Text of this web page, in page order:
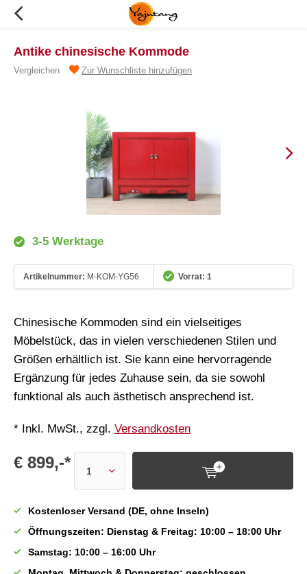
Antike chinesische Kommode
Vergleichen Zur Wunschliste hinzufügen
3-5 Werktage
Artikelnummer: M-KOM-YG56 Vorrat: 1
Chinesische Kommoden sind ein vielseitiges
Möbelstück, das in vielen verschiedenen Stilen und
Größen erhältlich ist. Sie kann eine hervorragende
Ergänzung für jedes Zuhause sein, da sie sowohl
funktional als auch ästhetisch ansprechend ist.
* Inkl. MwSt., zzgl. Versandkosten
€ 899,-*
Kostenloser Versand (DE, ohne Inseln)
Öffnungszeiten: Dienstag & Freitag: 10:00 – 18:00 Uhr
Samstag: 10:00 – 16:00 Uhr